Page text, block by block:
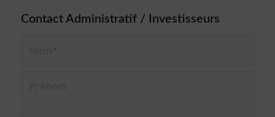
Contact Administratif / Investisseurs